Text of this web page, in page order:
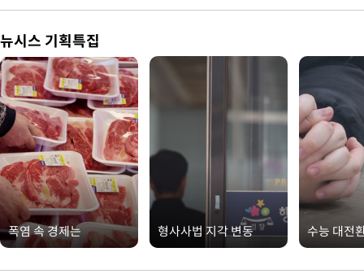
뉴시스 기획특집
폭염 속 경제는 형사사법 지각 변동 수능 대전